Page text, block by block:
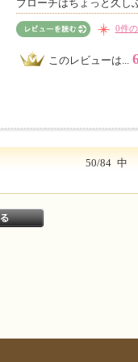
ブローチはちょっと久し
0件
このレビューは...
50/84 中